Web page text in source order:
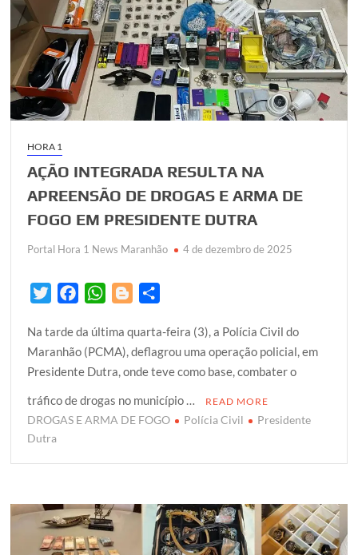
HORA 1
AÇÃO INTEGRADA RESULTA NA
APREENSÃO DE DROGAS E ARMA DE
FOGO EM PRESIDENTE DUTRA
Portal Hora 1 News Maranhão 4 de dezembro de 2025
i
t
t
e
r
c
e
b
o
o
W
a
t
s
A
p
o
g
g
e
r
a
r
e
Na tarde da última quarta-feira (3), a Polícia Civil do
Maranhão (PCMA), deflagrou uma operação policial, em
Presidente Dutra, onde teve como base, combater o
tráfico de drogas no município …
READ MORE
DROGAS E ARMA DE FOGO Polícia Civil
Presidente
Dutra